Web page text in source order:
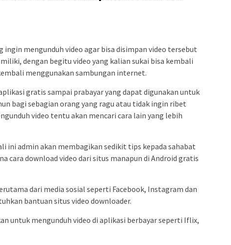
ingin mengunduh video agar bisa disimpan video tersebut
dengan begitu video yang kalian sukai bisa kembali
menggunakan sambungan internet.
gratis sampai prabayar yang dapat digunakan untuk
bagi sebagian orang yang ragu atau tidak ingin ribet
video tentu akan mencari cara lain yang lebih
ini admin akan membagikan sedikit tips kepada sahabat
cara download video dari situs manapun di Android gratis
dari media sosial seperti Facebook, Instagram dan
bantuan situs video downloader.
untuk mengunduh video di aplikasi berbayar seperti Iflix,